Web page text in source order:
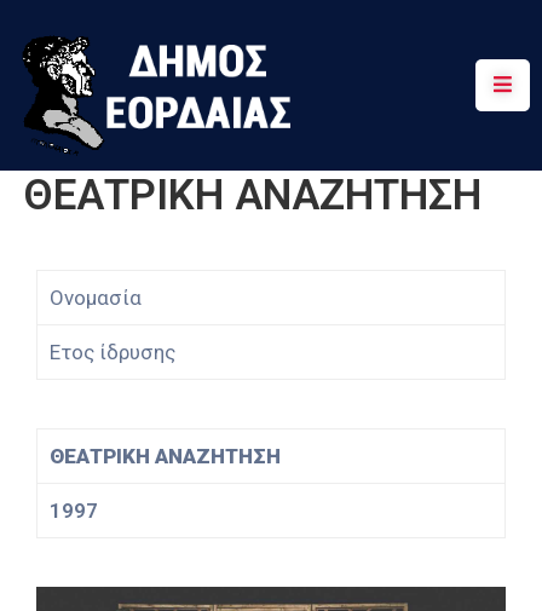
Αρχική
Πτολεμαΐδα
Κοινότητες
ΘΕΑΤΡΙΚΗ ΑΝΑΖΗΤΗΣΗ
Ονομασία
Ετος ίδρυσης
ΘΕΑΤΡΙΚΗ ΑΝΑΖΗΤΗΣΗ
1997